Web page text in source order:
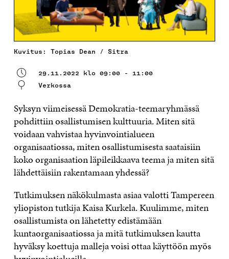
Kuvitus: Topias Dean / Sitra
29.11.2022 klo 09:00 - 11:00
Verkossa
Syksyn viimeisessä Demokratia-teemaryhmässä
pohdittiin osallistumisen kulttuuria. Miten sitä
voidaan vahvistaa hyvinvointialueen
organisaatiossa, miten osallistumisesta saataisiin
koko organisaation läpileikkaava teema ja miten sitä
lähdettäisiin rakentamaan yhdessä?
Tutkimuksen näkökulmasta asiaa valotti Tampereen
yliopiston tutkija Kaisa Kurkela. Kuulimme, miten
osallistumista on lähetetty edistämään
kuntaorganisaatiossa ja mitä tutkimuksen kautta
hyväksy koettuja malleja voisi ottaa käyttöön myös